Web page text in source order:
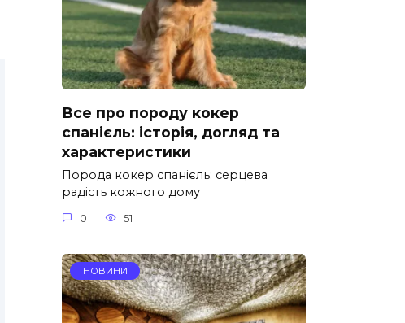
Все про породу кокер
спанієль: історія, догляд та
характеристики
Порода кокер спанієль: серцева
радість кожного дому
0 51
НОВИНИ